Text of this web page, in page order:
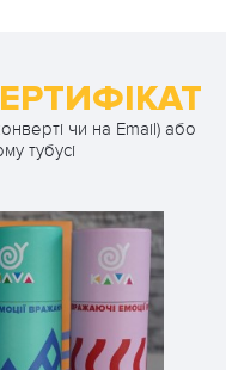
чи на Email) або
тубусі